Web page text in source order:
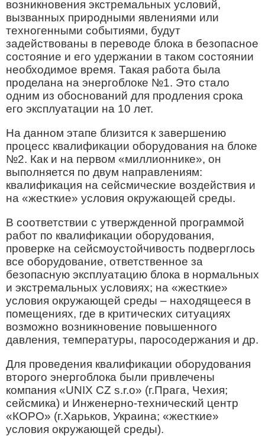
возникновения экстремальных условий,
вызванных природными явлениями или
техногенными событиями, будут
задействованы в переводе блока в безопасное
состояние и его удержании в таком состоянии
необходимое время. Такая работа была
проделана на энергоблоке №1. Это стало
одним из обоснований для продления срока
его эксплуатации на 10 лет.
На данном этапе близится к завершению
процесс квалификации оборудования на блоке
№2. Как и на первом «миллионнике», он
выполняется по двум направлениям:
квалификация на сейсмические воздействия и
на «жесткие» условия окружающей среды.
В соответствии с утвержденной программой
работ по квалификации оборудования,
проверке на сейсмоустойчивость подверглось
все оборудование, ответственное за
безопасную эксплуатацию блока в нормальных
и экстремальных условиях; на «жесткие»
условия окружающей среды – находящееся в
помещениях, где в критических ситуациях
возможно возникновение повышенного
давления, температуры, паросодержания и др.
Для проведения квалификации оборудования
второго энергоблока были привлечены
компания «UNIX CZ s.r.o» (г.Прага, Чехия;
сейсмика) и Инженерно-технический центр
«КОРО» (г.Харьков, Украина; «жесткие»
условия окружающей среды).